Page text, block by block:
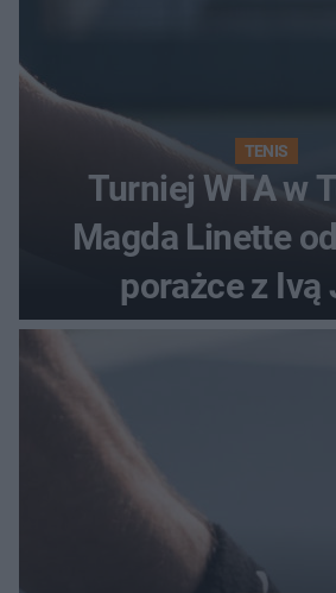
TENIS
Turniej WTA w
Magda Linette
porażce z Ivą